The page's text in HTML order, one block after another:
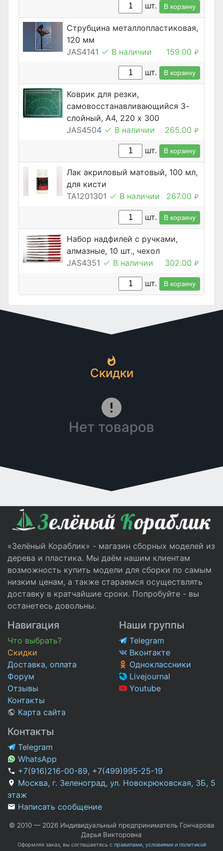
шт. В корзину
Струбцина металлопластиковая,
120 мм
JAS4141
В наличии 159.00 ₽
шт. В корзину
Коврик для резки,
самовосстанавливающийся 3-
слойный, А4, 220 х 300
JAS4504
В наличии 265.00 ₽
шт. В корзину
Лак акриловый матовый, 100 мл,
для кисти
TA1201301
В наличии 267.00 ₽
шт. В корзину
Набор надфилей с ручками,
алмазные, 10 шт., чехол
JAS4351
В наличии 302.00 ₽
шт. В корзину
Скидки
Нет товаров
«Зелёный Кораблик» - магазин сборных моделей из
дерева и пластика. Мы даём нашим клиентам
возможность купить модели для сборки по самым
низким ценам, а также стараемся осуществлять
доставку в кратчайшие сроки. Попробуйте - вы
останетесь довольны.
Навигация
Что выбрать?
Скидки
Доставка, оплата
Форум
Отзывы
Контакты
Карта сайта
Наши группы
Telegram
Вконтакте
Одноклассники
Livejournal
Youtube
Контакты
Telegram
WhatsApp
+7(916)216-00-89, +7(499)995-25-19
Москва, г. Зеленоград, ул. Новокрюковская, 3Б, 5
этаж
Написать сообщение
© 2010 — 2026 Индивидуальный предприниматель Гончарова
Дарья Викторовна
Оформляя заказ, вы соглашаетесь с правилами, условиями и политикой